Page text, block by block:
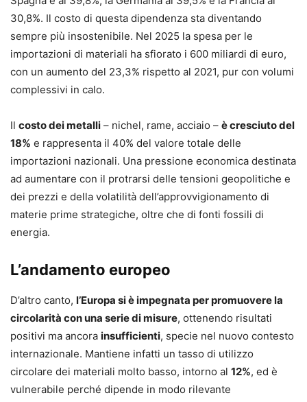
30,8%. Il costo di questa dipendenza sta diventando
sempre più insostenibile. Nel 2025 la spesa per le
importazioni di materiali ha sfiorato i 600 miliardi di euro,
con un aumento del 23,3% rispetto al 2021, pur con volumi
complessivi in calo.
Il costo dei metalli – nichel, rame, acciaio – è cresciuto del
18% e rappresenta il 40% del valore totale delle
importazioni nazionali. Una pressione economica destinata
ad aumentare con il protrarsi delle tensioni geopolitiche e
dei prezzi e della volatilità dell’approvvigionamento di
materie prime strategiche, oltre che di fonti fossili di
energia.
L’andamento europeo
D’altro canto, l’Europa si è impegnata per promuovere la
circolarità con una serie di misure, ottenendo risultati
positivi ma ancora insufficienti, specie nel nuovo contesto
internazionale. Mantiene infatti un tasso di utilizzo
circolare dei materiali molto basso, intorno al 12%, ed è
vulnerabile perché dipende in modo rilevante